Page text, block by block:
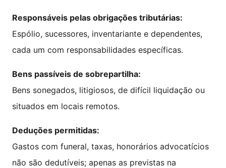
Responsáveis pelas obrigações tributárias:
Espólio, sucessores, inventariante e dependentes,
cada um com responsabilidades específicas.
Bens passíveis de sobrepartilha:
Bens sonegados, litigiosos, de difícil liquidação ou
situados em locais remotos.
Deduções permitidas:
Gastos com funeral, taxas, honorários advocatícios
não são dedutíveis; apenas as previstas na